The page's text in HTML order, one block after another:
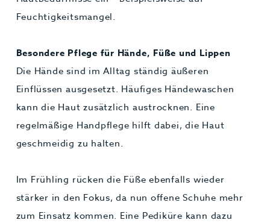
Feuchtigkeitsmangel.
Besondere Pflege für Hände, Füße und Lippen
Die Hände sind im Alltag ständig äußeren
Einflüssen ausgesetzt. Häufiges Händewaschen
kann die Haut zusätzlich austrocknen. Eine
regelmäßige Handpflege hilft dabei, die Haut
geschmeidig zu halten.
Im Frühling rücken die Füße ebenfalls wieder
stärker in den Fokus, da nun offene Schuhe mehr
zum Einsatz kommen. Eine Pediküre kann dazu